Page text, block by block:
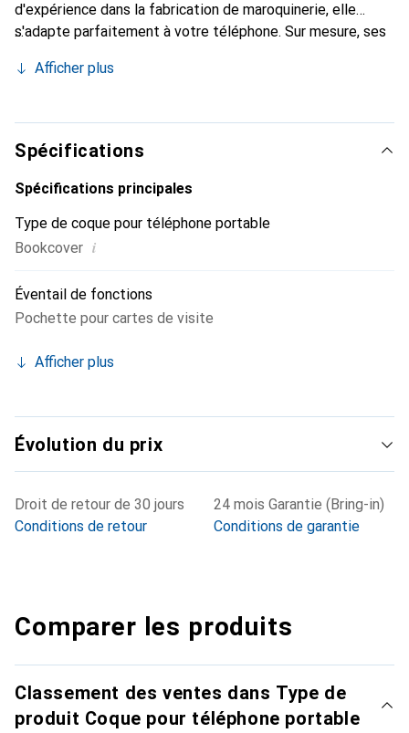
d'expérience dans la fabrication de maroquinerie, elle
s'adapte parfaitement à votre téléphone. Sur mesure, ses
peau. Elle devient un accessoire chic et indispensable pour
ses produits de haute qualité, la marque Noreve est un
choix fiable pour une clientèle exigeante.
Afficher plus
Spécifications
Spécifications principales
Type de coque pour téléphone portable
Bookcover i
Éventail de fonctions
Pochette pour cartes de visite
Afficher plus
Évolution du prix
Droit de retour de 30 jours
Conditions de retour
24 mois Garantie (Bring-in)
Conditions de garantie
Comparer les produits
Classement des ventes dans Type de
produit Coque pour téléphone portable